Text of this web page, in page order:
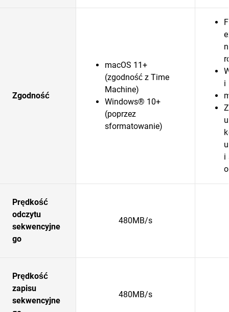
Zgodność
macOS 11+
(zgodność z Time
Machine)
Windows® 10+
(poprzez
sformatowanie)
i
i
Prędkość
odczytu
sekwencyjne
go
480MB/s
Prędkość
zapisu
sekwencyjne
480MB/s